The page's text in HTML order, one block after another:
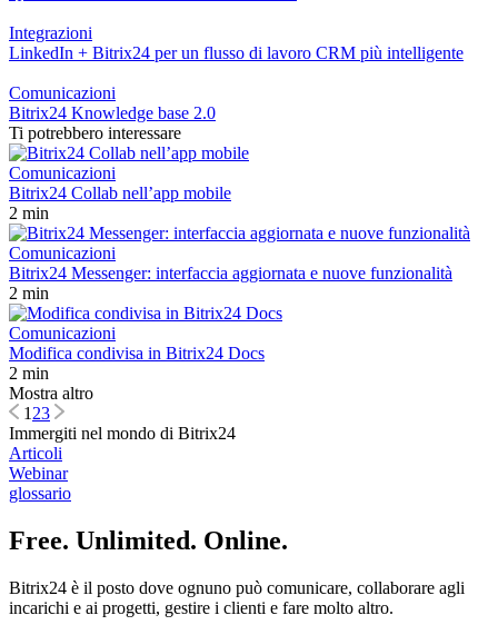
Integrazioni
LinkedIn + Bitrix24 per un flusso di lavoro CRM più intelligente
Comunicazioni
Bitrix24 Knowledge base 2.0
Ti potrebbero interessare
Comunicazioni
Bitrix24 Collab nell’app mobile
2 min
Comunicazioni
Bitrix24 Messenger: interfaccia aggiornata e nuove funzionalità
2 min
Comunicazioni
Modifica condivisa in Bitrix24 Docs
2 min
Mostra altro
123
Immergiti nel mondo di Bitrix24
Articoli
Webinar
glossario
Free. Unlimited. Online.
Bitrix24 è il posto dove ognuno può comunicare, collaborare agli
incarichi e ai progetti, gestire i clienti e fare molto altro.